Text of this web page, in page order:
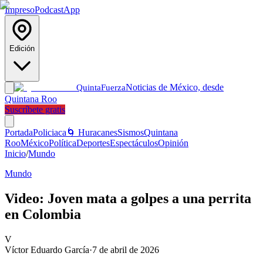
ImpresoPodcastApp
Edición
QuintaFuerzaNoticias de México, desde
Quintana Roo
Suscríbete gratis
PortadaPoliciaca 🌀 HuracanesSismosQuintana
RooMéxicoPolíticaDeportesEspectáculosOpinión
Inicio/Mundo
Mundo
Video: Joven mata a golpes a una perrita
en Colombia
V
Víctor Eduardo García·7 de abril de 2026